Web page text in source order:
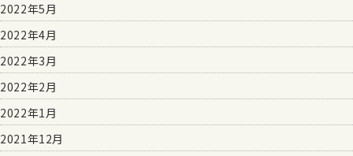
2022年5月
2022年4月
2022年3月
2022年2月
2022年1月
2021年12月